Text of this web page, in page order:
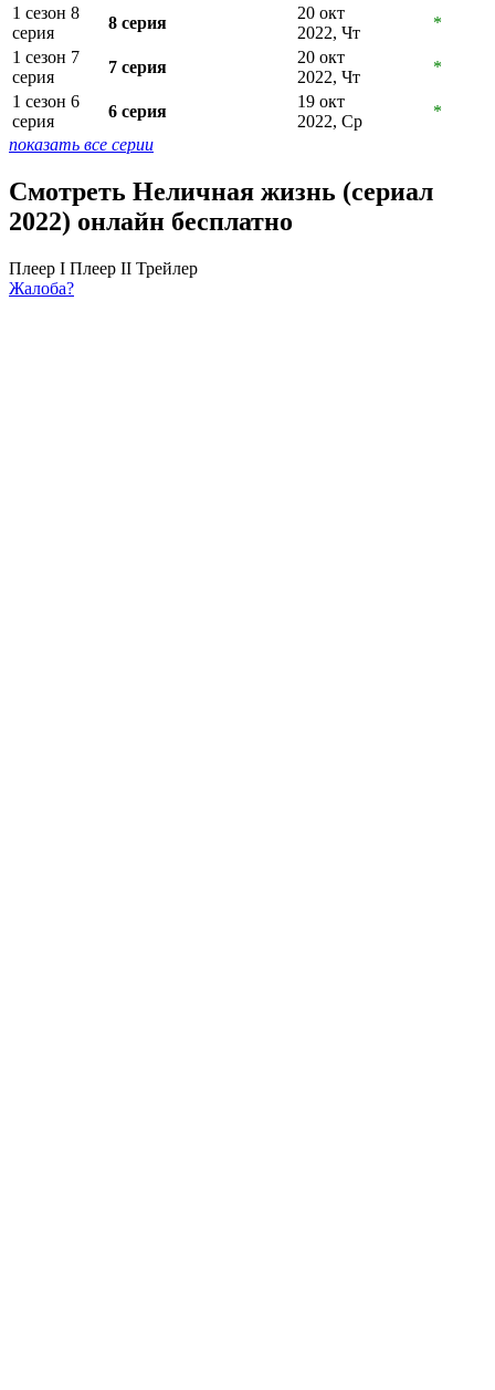
1 сезон 8
серия
8 серия
20 окт
2022, Чт
*
1 сезон 7
серия
7 серия
20 окт
2022, Чт
*
1 сезон 6
серия
6 серия
19 окт
2022, Ср
*
показать все серии
Смотреть Неличная жизнь (сериал
2022) онлайн бесплатно
Плеер I Плеер II Трейлер
Жалоба?